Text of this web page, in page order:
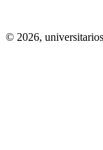
© 2026, universitarios